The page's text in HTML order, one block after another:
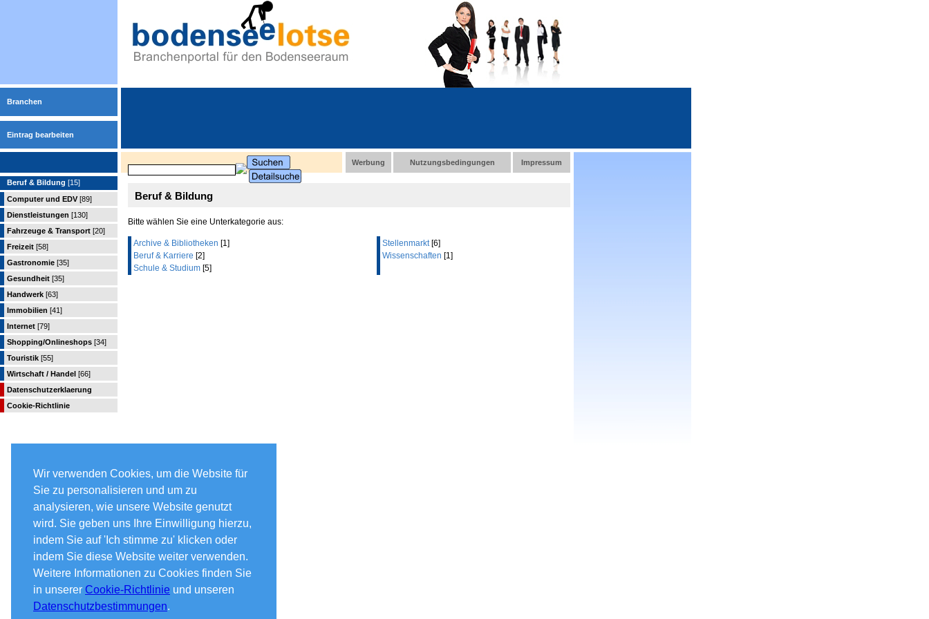
Wir verwenden Cookies, um die Website für
Sie zu personalisieren und um zu
analysieren, wie unsere Website genutzt
wird. Sie geben uns Ihre Einwilligung hierzu,
indem Sie auf 'Ich stimme zu' klicken oder
indem Sie diese Website weiter verwenden.
Weitere Informationen zu Cookies finden Sie
in unserer Cookie-Richtlinie und unseren
Datenschutzbestimmungen.
Branchen
Eintrag bearbeiten
Werbung Nutzungsbedingungen Impressum
Beruf & Bildung [15]
Computer und EDV [89]
Dienstleistungen [130]
Fahrzeuge & Transport [20]
Freizeit [58]
Gastronomie [35]
Gesundheit [35]
Handwerk [63]
Immobilien [41]
Internet [79]
Shopping/Onlineshops [34]
Touristik [55]
Wirtschaft / Handel [66]
Datenschutzerklaerung
Cookie-Richtlinie
Beruf & Bildung
Bitte wählen Sie eine Unterkategorie aus:
Archive & Bibliotheken [1]
Beruf & Karriere [2]
Schule & Studium [5]
Stellenmarkt[6]
Wissenschaften [1]